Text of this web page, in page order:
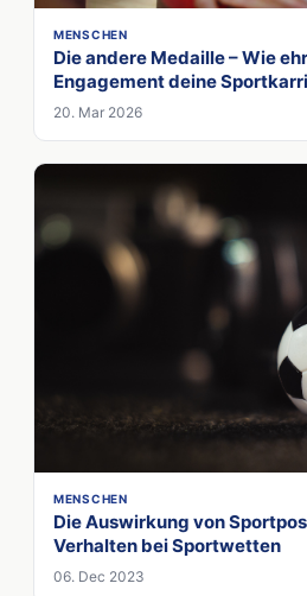
MENSCHEN
Die andere Medaille – Wie
Engagement deine
20. Mar 2026
MENSCHEN
Die Auswirkung von
Verhalten bei Sportwetten
06. Dec 2023